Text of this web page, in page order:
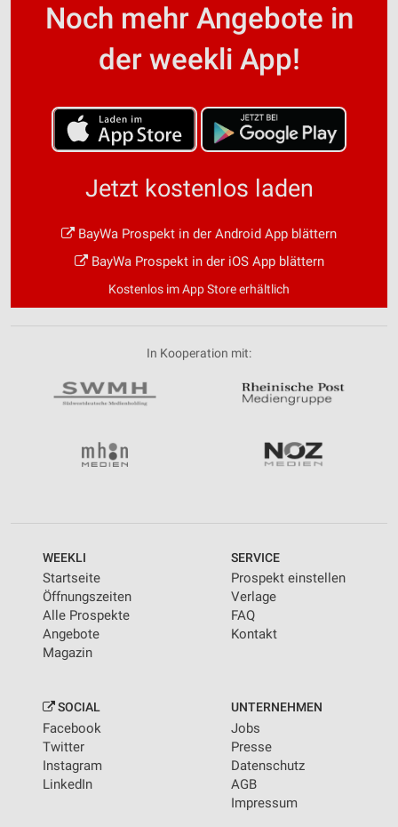
Noch mehr Angebote in
der weekli App!
Jetzt kostenlos laden
BayWa Prospekt in der Android App blättern
BayWa Prospekt in der iOS App blättern
Kostenlos im App Store erhältlich
In Kooperation mit:
WEEKLI
Startseite
Öffnungszeiten
Alle Prospekte
Angebote
Magazin
SERVICE
Prospekt einstellen
Verlage
FAQ
Kontakt
SOCIAL
Facebook
Twitter
Instagram
LinkedIn
UNTERNEHMEN
Jobs
Presse
Datenschutz
AGB
Impressum